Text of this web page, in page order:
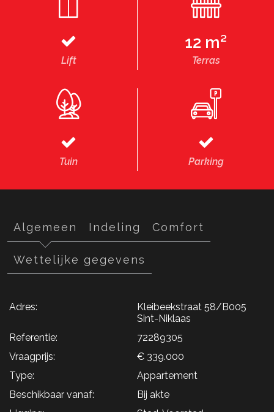
Lift
12 m²
Terras
Tuin Parking
Algemeen Indeling Comfort
Wettelijke gegevens
Adres:
Kleibeekstraat 58/B005
Sint-Niklaas
Referentie:
72289305
Vraagprijs:
€ 339.000
Type:
Appartement
Beschikbaar vanaf:
Bij akte